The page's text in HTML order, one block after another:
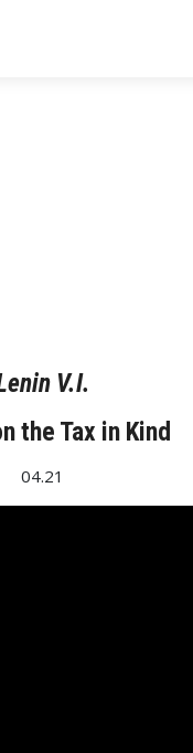
V.I.
the Tax in Kind
04.21